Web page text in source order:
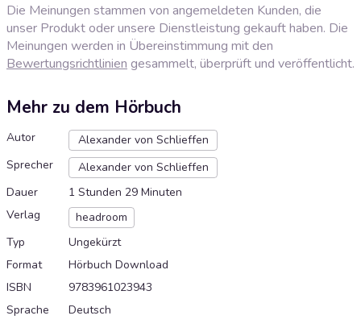
Die Meinungen stammen von angemeldeten Kunden, die
unser Produkt oder unsere Dienstleistung gekauft haben. Die
Meinungen werden in Übereinstimmung mit den
Bewertungsrichtlinien gesammelt, überprüft und veröffentlicht.
Mehr zu dem Hörbuch
Autor
Alexander von Schlieffen
Sprecher
Alexander von Schlieffen
Dauer
1 Stunden 29 Minuten
Verlag
headroom
Typ
Ungekürzt
Format
Hörbuch Download
ISBN
9783961023943
Sprache
Deutsch